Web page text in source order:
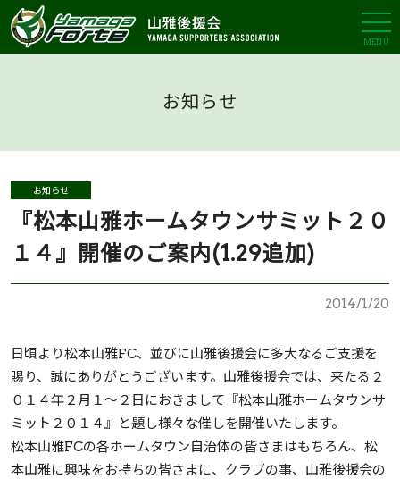
MENU
お知らせ
お知らせ
『松本山雅ホームタウンサミット２０
１４』開催のご案内(1.29追加)
2014/1/20
日頃より松本山雅FC、並びに山雅後援会に多大なるご支援を
賜り、誠にありがとうございます。山雅後援会では、来たる２
０１４年２月１～２日におきまして『松本山雅ホームタウンサ
ミット２０１４』と題し様々な催しを開催いたします。
松本山雅FCの各ホームタウン自治体の皆さまはもちろん、松
本山雅に興味をお持ちの皆さまに、クラブの事、山雅後援会の